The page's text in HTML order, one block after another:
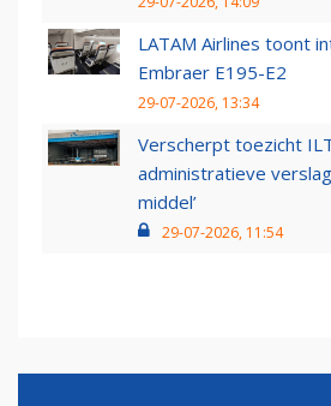
LATAM Airlines toont
Embraer E195-E2
29-07-2026, 13:34
Verscherpt toezicht
administratieve
middel’
29-07-2026, 11:54